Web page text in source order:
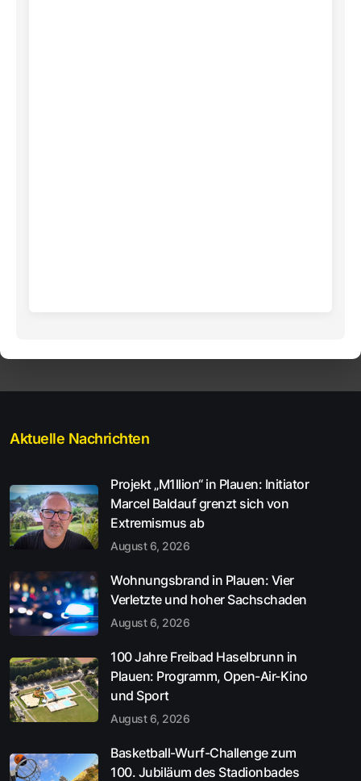
Aktuelle Nachrichten
Projekt „M1llion“ in Plauen: Initiator
Marcel Baldauf grenzt sich von
Extremismus ab
August 6, 2026
Wohnungsbrand in Plauen: Vier
Verletzte und hoher Sachschaden
August 6, 2026
100 Jahre Freibad Haselbrunn in
Plauen: Programm, Open-Air-Kino
und Sport
August 6, 2026
Basketball-Wurf-Challenge zum
100. Jubiläum des Stadionbades